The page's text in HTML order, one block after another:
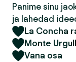
Panime sinu
ja lahedad
La Concha
Monte Urgull
Vana osa